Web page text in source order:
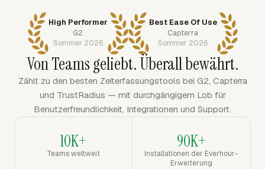
High Performer
G2
Sommer 2026
Best Ease Of Use
Capterra
Sommer 2026
Von Teams geliebt. Überall bewährt.
Zählt zu den besten Zeiterfassungstools bei G2, Capterra
und TrustRadius — mit durchgängigem Lob für
Benutzerfreundlichkeit, Integrationen und Support.
10K+
Teams weltweit
90K+
Installationen der Everhour-
Erweiterung